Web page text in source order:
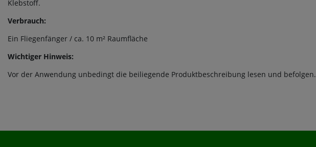
Klebstoff.
Verbrauch:
Ein Fliegenfänger / ca. 10 m² Raumfläche
Wichtiger Hinweis:
Vor der Anwendung unbedingt die beiliegende Produktbeschreibung lesen und befolgen.